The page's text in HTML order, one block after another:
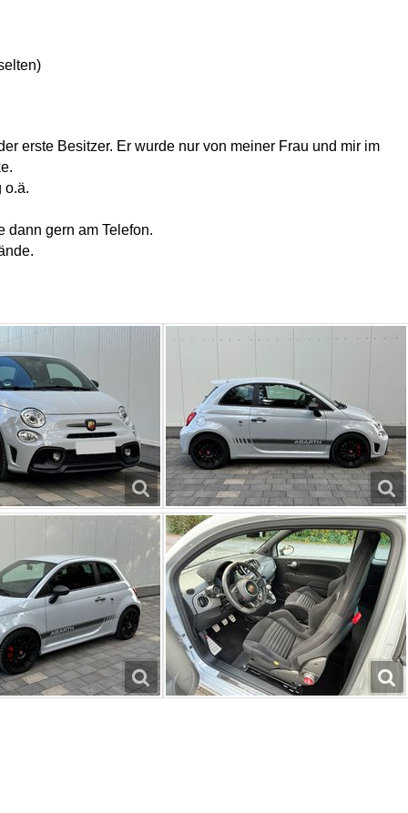
erste Besitzer. Er wurde nur von meiner Frau und mir im
o.ä.
dann gern am Telefon.